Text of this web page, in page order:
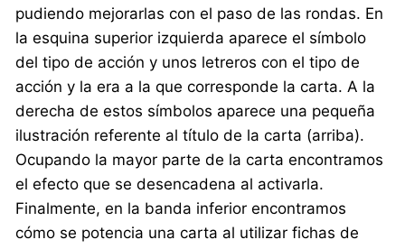
pudiendo mejorarlas con el paso de las rondas. En
la esquina superior izquierda aparece el símbolo
del tipo de acción y unos letreros con el tipo de
acción y la era a la que corresponde la carta. A la
derecha de estos símbolos aparece una pequeña
ilustración referente al título de la carta (arriba).
Ocupando la mayor parte de la carta encontramos
el efecto que se desencadena al activarla.
Finalmente, en la banda inferior encontramos
cómo se potencia una carta al utilizar fichas de